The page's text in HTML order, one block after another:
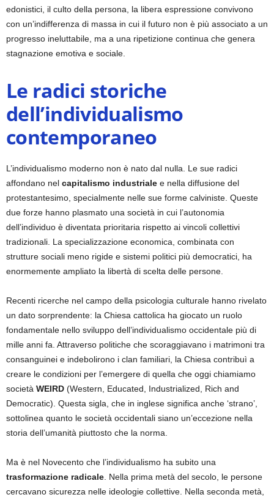
edonistici, il culto della persona, la libera espressione convivono
con un’indifferenza di massa in cui il futuro non è più associato a un
progresso ineluttabile, ma a una ripetizione continua che genera
stagnazione emotiva e sociale.
Le radici storiche
dell’individualismo
contemporaneo
L’individualismo moderno non è nato dal nulla. Le sue radici
affondano nel capitalismo industriale e nella diffusione del
protestantesimo, specialmente nelle sue forme calviniste. Queste
due forze hanno plasmato una società in cui l’autonomia
dell’individuo è diventata prioritaria rispetto ai vincoli collettivi
tradizionali. La specializzazione economica, combinata con
strutture sociali meno rigide e sistemi politici più democratici, ha
enormemente ampliato la libertà di scelta delle persone.
Recenti ricerche nel campo della psicologia culturale hanno rivelato
un dato sorprendente: la Chiesa cattolica ha giocato un ruolo
fondamentale nello sviluppo dell’individualismo occidentale più di
mille anni fa. Attraverso politiche che scoraggiavano i matrimoni tra
consanguinei e indebolirono i clan familiari, la Chiesa contribuì a
creare le condizioni per l’emergere di quella che oggi chiamiamo
società WEIRD (Western, Educated, Industrialized, Rich and
Democratic). Questa sigla, che in inglese significa anche ‘strano’,
sottolinea quanto le società occidentali siano un’eccezione nella
storia dell’umanità piuttosto che la norma.
Ma è nel Novecento che l’individualismo ha subito una
trasformazione radicale . Nella prima metà del secolo, le persone
cercavano sicurezza nelle ideologie collettive. Nella seconda metà,